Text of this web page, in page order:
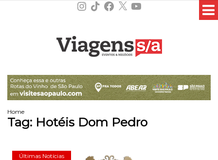
Instagram
TikTokFacebook
X YouTube
Home
Tag: Hotéis Dom Pedro
Últimas Notícias